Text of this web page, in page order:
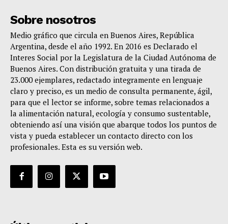
Sobre nosotros
Medio gráfico que circula en Buenos Aires, República
Argentina, desde el año 1992. En 2016 es Declarado el
Interes Social por la Legislatura de la Ciudad Autónoma de
Buenos Aires. Con distribución gratuita y una tirada de
23.000 ejemplares, redactado integramente en lenguaje
claro y preciso, es un medio de consulta permanente, ágil,
para que el lector se informe, sobre temas relacionados a
la alimentación natural, ecología y consumo sustentable,
obteniendo así una visión que abarque todos los puntos de
vista y pueda establecer un contacto directo con los
profesionales. Esta es su versión web.